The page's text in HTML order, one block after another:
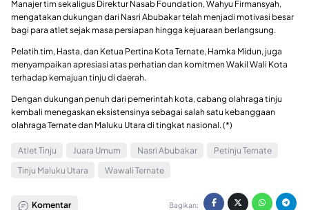
Manajer tim sekaligus Direktur Nasab Foundation, Wahyu Firmansyah,
mengatakan dukungan dari Nasri Abubakar telah menjadi motivasi besar
bagi para atlet sejak masa persiapan hingga kejuaraan berlangsung.
Pelatih tim, Hasta, dan Ketua Pertina Kota Ternate, Hamka Midun, juga
menyampaikan apresiasi atas perhatian dan komitmen Wakil Wali Kota
terhadap kemajuan tinju di daerah.
Dengan dukungan penuh dari pemerintah kota, cabang olahraga tinju
kembali menegaskan eksistensinya sebagai salah satu kebanggaan
olahraga Ternate dan Maluku Utara di tingkat nasional. (*)
Atlet Tinju Juara Umum Nasri Abubakar
Petinju Ternate
Tinju Maluku Utara
Wawali Ternate
Komentar Bagikan: